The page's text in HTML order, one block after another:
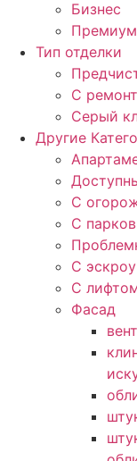
Бизнес
Премиум
Тип отделки
С
Серый
Другие
С
С
С
С
Фасад